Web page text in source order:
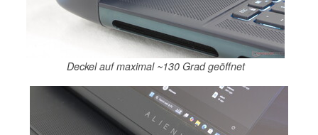
Deckel auf maximal ~130 Grad geöffnet